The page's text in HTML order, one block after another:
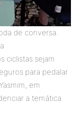
de conversa.
ciclistas sejam
para pedalar
em
a temática